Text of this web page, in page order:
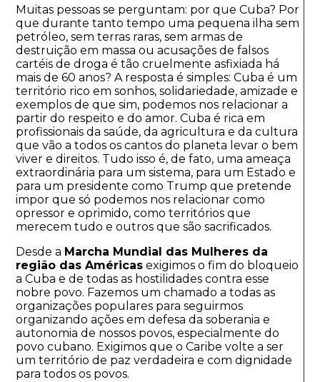
Muitas pessoas se perguntam: por que Cuba? Por
que durante tanto tempo uma pequena ilha sem
petróleo, sem terras raras, sem armas de
destruição em massa ou acusações de falsos
cartéis de droga é tão cruelmente asfixiada há
mais de 60 anos? A resposta é simples: Cuba é um
território rico em sonhos, solidariedade, amizade e
exemplos de que sim, podemos nos relacionar a
partir do respeito e do amor. Cuba é rica em
profissionais da saúde, da agricultura e da cultura
que vão a todos os cantos do planeta levar o bem
viver e direitos. Tudo isso é, de fato, uma ameaça
extraordinária para um sistema, para um Estado e
para um presidente como Trump que pretende
impor que só podemos nos relacionar como
opressor e oprimido, como territórios que
merecem tudo e outros que são sacrificados.
Desde a Marcha Mundial das Mulheres da
região das Américas exigimos o fim do bloqueio
a Cuba e de todas as hostilidades contra esse
nobre povo. Fazemos um chamado a todas as
organizações populares para seguirmos
organizando ações em defesa da soberania e
autonomia de nossos povos, especialmente do
povo cubano. Exigimos que o Caribe volte a ser
um território de paz verdadeira e com dignidade
para todos os povos.